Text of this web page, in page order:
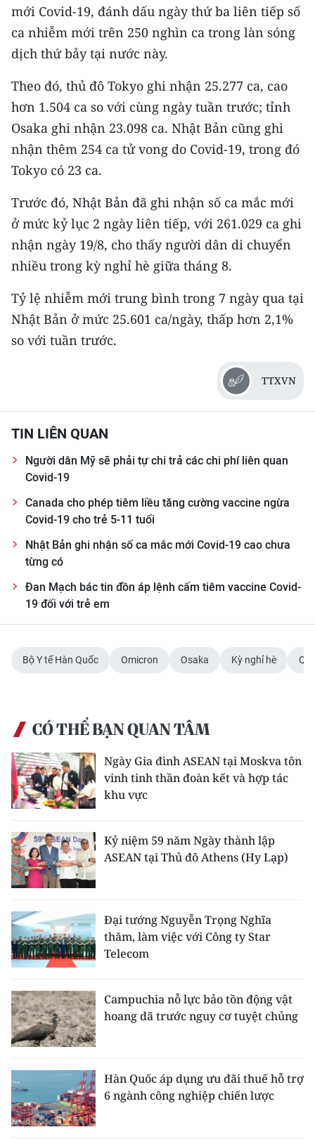
Media Giáo dục
Media Y tế
Media Môi trường
Ảnh
Infographic
TIN MỚI
TIN ĐỊA PHƯƠNG
Trung du và miền núi phía Bắc
Đồng bằng sông Hồng
Bắc Trung Bộ
Đông Nam Bộ
Chuyên trang Hà Nội
Chuyên trang TP. Hồ Chí Minh
CHUYÊN ĐỀ
THỜI NAY
NHÂN DÂN HẰNG THÁNG
MUA BÁO
ĐỌC BÁO IN
ENGLISH
中文
РУССКИЙ
ESPAÑOL
한국어
mới Covid-19, đánh dấu ngày thứ ba liên tiếp số
ca nhiễm mới trên 250 nghìn ca trong làn sóng
dịch thứ bảy tại nước này.
Theo đó, thủ đô Tokyo ghi nhận 25.277 ca, cao
hơn 1.504 ca so với cùng ngày tuần trước; tỉnh
Osaka ghi nhận 23.098 ca. Nhật Bản cũng ghi
nhận thêm 254 ca tử vong do Covid-19, trong đó
Tokyo có 23 ca.
Trước đó, Nhật Bản đã ghi nhận số ca mắc mới
ở mức kỷ lục 2 ngày liên tiếp, với 261.029 ca ghi
nhận ngày 19/8, cho thấy người dân di chuyển
nhiều trong kỳ nghỉ hè giữa tháng 8.
Tỷ lệ nhiễm mới trung bình trong 7 ngày qua tại
Nhật Bản ở mức 25.601 ca/ngày, thấp hơn 2,1%
so với tuần trước.
TTXVN
TIN LIÊN QUAN
Người dân Mỹ sẽ phải tự chi trả các chi phí liên quan
Covid-19
Canada cho phép tiêm liều tăng cường vaccine ngừa
Covid-19 cho trẻ 5-11 tuổi
Nhật Bản ghi nhận số ca mắc mới Covid-19 cao chưa
từng có
Đan Mạch bác tin đồn áp lệnh cấm tiêm vaccine Covid-
19 đối với trẻ em
Bộ Y tế Hàn Quốc Omicron Osaka Kỳ nghỉ hè
CÓ THỂ BẠN QUAN TÂM
Ngày Gia đình ASEAN tại Moskva tôn
vinh tinh thần đoàn kết và hợp tác
khu vực
Kỷ niệm 59 năm Ngày thành lập
ASEAN tại Thủ đô Athens (Hy Lạp)
Đại tướng Nguyễn Trọng Nghĩa
thăm, làm việc với Công ty Star
Telecom
Campuchia nỗ lực bảo tồn động vật
hoang dã trước nguy cơ tuyệt chủng
Hàn Quốc áp dụng ưu đãi thuế hỗ trợ
6 ngành công nghiệp chiến lược